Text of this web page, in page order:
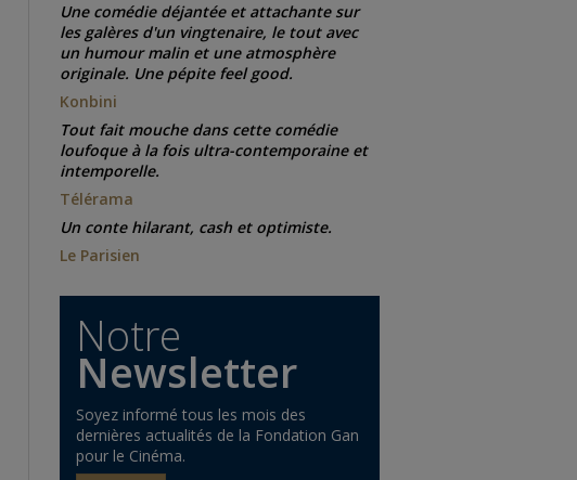
Une comédie déjantée et attachante sur
les galères d'un vingtenaire, le tout avec
un humour malin et une atmosphère
originale. Une pépite feel good.
Konbini
Tout fait mouche dans cette comédie
loufoque à la fois ultra-contemporaine et
intemporelle.
Télérama
Un conte hilarant, cash et optimiste.
Le Parisien
Notre
Newsletter
Soyez informé tous les mois des
dernières actualités de la Fondation Gan
pour le Cinéma.